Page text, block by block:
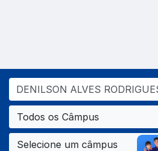
Todos os Câmpus
Selecione um câmpus